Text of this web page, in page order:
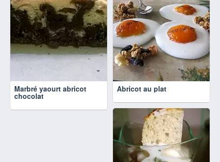
Marbré yaourt abricot
chocolat
Abricot au plat